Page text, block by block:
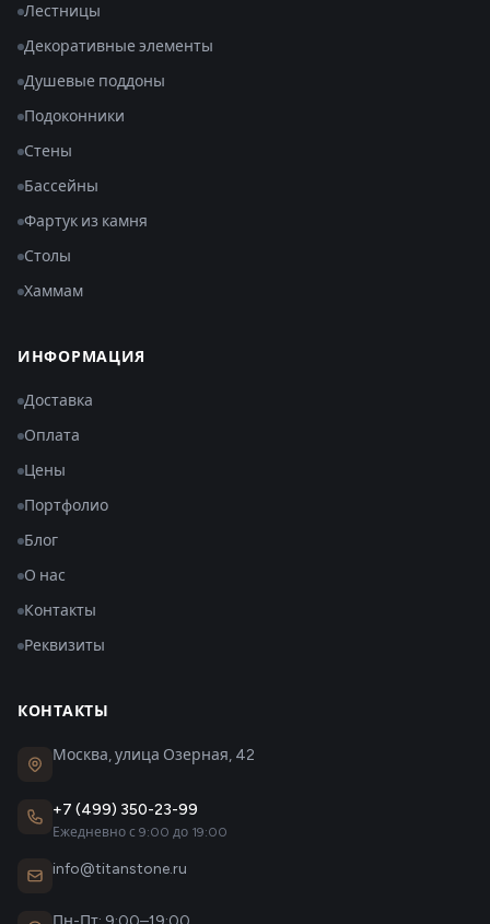
Лестницы
Декоративные элементы
Душевые поддоны
Подоконники
Стены
Бассейны
Фартук из камня
Столы
Хаммам
ИНФОРМАЦИЯ
Доставка
Оплата
Цены
Портфолио
Блог
О нас
Контакты
Реквизиты
КОНТАКТЫ
Москва, улица Озерная, 42
+7 (499) 350-23-99
Ежедневно с 9:00 до 19:00
info@titanstone.ru